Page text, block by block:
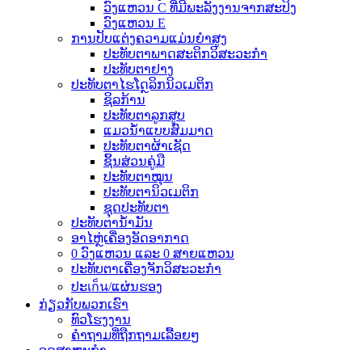
ວົງແຫວນ C ທີ່ມີພະລັງງານຈາກສະປິງ
ວົງແຫວນ E
ການປັບແຕ່ງຄວາມແມ່ນຍໍາສູງ
ປະທັບຕາພາດສະຕິກວິສະວະກຳ
ປະທັບຕາຢາງ
ປະທັບຕາໄຮໂດຼລິກນິວເມຕິກ
ຊິລກ້ານ
ປະທັບຕາລູກສູບ
ແມວນ້ຳແບບສົມມາດ
ປະທັບຕາຜ້າເຊັດ
ຊິ້ນສ່ວນຄູ່ມື
ປະທັບຕາໝຸນ
ປະທັບຕານິວເມຕິກ
ຊຸດປະທັບຕາ
ປະທັບຕານ້ຳມັນ
ອາໄຫຼ່ເຄື່ອງອັດອາກາດ
0 ວົງແຫວນ ແລະ 0 ສາຍແຫວນ
ປະທັບຕາເຄື່ອງຈັກວິສະວະກຳ
ປະเก็น/ແຜ່ນຮອງ
ກ່ຽວກັບພວກເຮົາ
ທົວໂຮງງານ
ຄຳຖາມທີ່ຖືກຖາມເລື້ອຍໆ